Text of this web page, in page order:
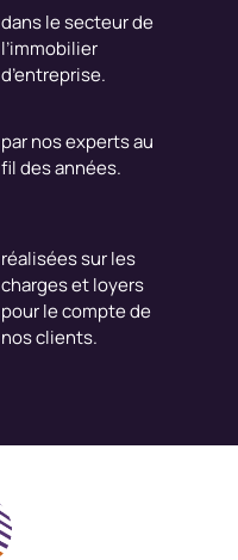
dans le secteur de
l’immobilier
d’entreprise.
par nos experts au
fil des années.
réalisées sur les
charges et loyers
pour le compte de
nos clients.